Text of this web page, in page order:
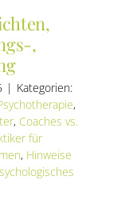
,
| Kategorien:
,
, Coaches vs.
für
, Hinweise